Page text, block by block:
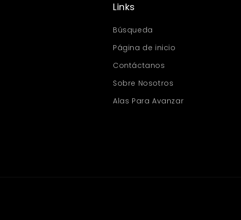
Links
Búsqueda
Página de inicio
Contáctanos
Sobre Nosotros
Alas Para Avanzar